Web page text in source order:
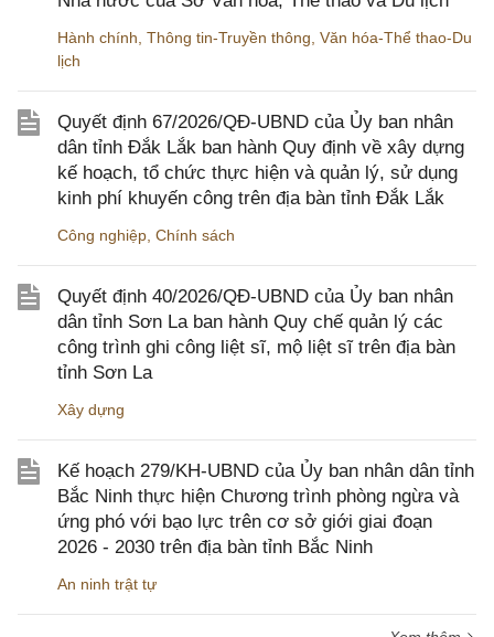
Hành chính Thông tin-Truyền thông Văn hóa-Thể thao-Du
lịch
Quyết định 67/2026/QĐ-UBND của Ủy ban nhân
dân tỉnh Đắk Lắk ban hành Quy định về xây dựng
kế hoạch, tổ chức thực hiện và quản lý, sử dụng
kinh phí khuyến công trên địa bàn tỉnh Đắk Lắk
Công nghiệp Chính sách
Quyết định 40/2026/QĐ-UBND của Ủy ban nhân
dân tỉnh Sơn La ban hành Quy chế quản lý các
công trình ghi công liệt sĩ, mộ liệt sĩ trên địa bàn
tỉnh Sơn La
Xây dựng
Kế hoạch 279/KH-UBND của Ủy ban nhân dân tỉnh
Bắc Ninh thực hiện Chương trình phòng ngừa và
ứng phó với bạo lực trên cơ sở giới giai đoạn
2026 - 2030 trên địa bàn tỉnh Bắc Ninh
An ninh trật tự